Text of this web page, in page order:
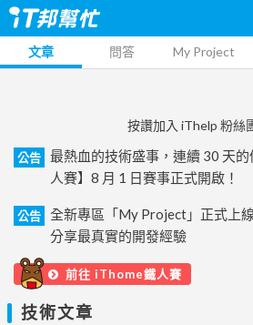
文章 問答 My Project
按讚加入 iThelp 粉絲
公告
最熱血的技術盛事，連續 30 天
人賽】8 月 1 日賽事正式開啟！
公告
全新專區「My Project」正式上
分享最真實的開發經驗
前往 iThome鐵人賽
技術文章